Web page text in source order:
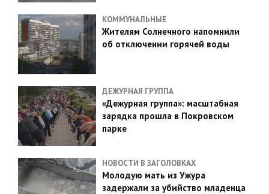
КОММУНАЛЬНЫЕ
Жителям Солнечного напомнили
об отключении горячей воды
ДЕЖУРНАЯ ГРУППА
«Дежурная группа»: масштабная
зарядка прошла в Покровском
парке
НОВОСТИ В ЗАГОЛОВКАХ
Молодую мать из Ужура
задержали за убийство младенца